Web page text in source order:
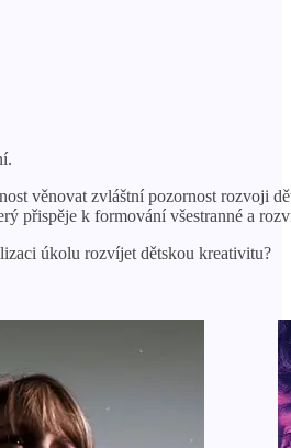
věnovat zvláštní pozornost rozvoji
přispěje k formování všestranné a
úkolu rozvíjet dětskou kreativitu?